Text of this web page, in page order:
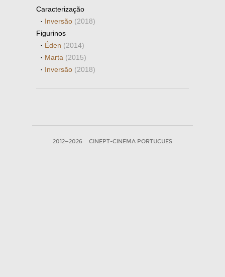
Caracterização
· Inversão (2018)
Figurinos
· Éden (2014)
· Marta (2015)
· Inversão (2018)
2012—2026 CINEPT-CINEMA PORTUGUES